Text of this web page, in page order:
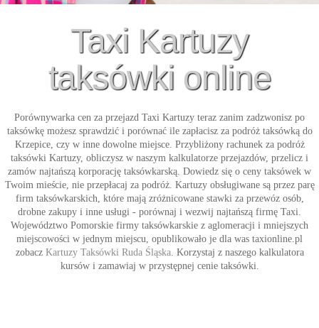
Taxi Kartuzy
taksówki online
Porównywarka cen za przejazd Taxi Kartuzy teraz zanim zadzwonisz po
taksówkę możesz sprawdzić i porównać ile zapłacisz za podróż taksówką do
Krzepice, czy w inne dowolne miejsce. Przybliżony rachunek za podróż
taksówki Kartuzy, obliczysz w naszym kalkulatorze przejazdów, przelicz i
zamów najtańszą korporację taksówkarską. Dowiedz się o ceny taksówek w
Twoim mieście, nie przepłacaj za podróż. Kartuzy obsługiwane są przez parę
firm taksówkarskich, które mają zróżnicowane stawki za przewóz osób,
drobne zakupy i inne usługi - porównaj i wezwij najtańszą firmę Taxi.
Województwo Pomorskie firmy taksówkarskie z aglomeracji i mniejszych
miejscowości w jednym miejscu, opublikowało je dla was taxionline.pl
zobacz Kartuzy Taksówki Ruda Śląska. Korzystaj z naszego kalkulatora
kursów i zamawiaj w przystępnej cenie taksówki.